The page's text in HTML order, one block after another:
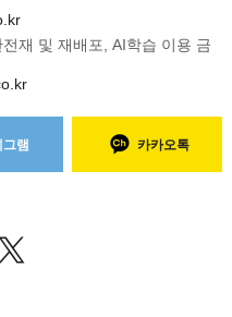
재 및 재배포, AI학습 이용 금
그램 카카오톡
트위
로